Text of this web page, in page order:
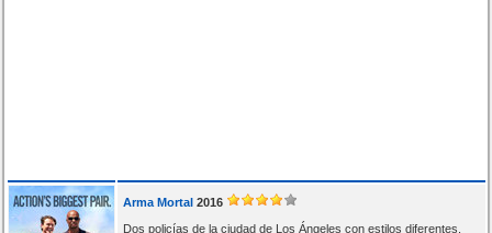
Arma Mortal 2016
Dos policías de la ciudad de Los Ángeles con estilos diferentes,